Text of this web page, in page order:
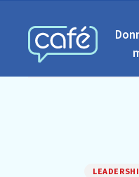
CAFÉ ACI